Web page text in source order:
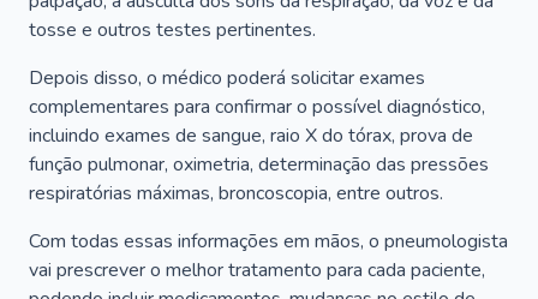
tosse e outros testes pertinentes.
Depois disso, o médico poderá solicitar exames
complementares para confirmar o possível diagnóstico,
incluindo exames de sangue, raio X do tórax, prova de
função pulmonar, oximetria, determinação das pressões
respiratórias máximas, broncoscopia, entre outros.
Com todas essas informações em mãos, o pneumologista
vai prescrever o melhor tratamento para cada paciente,